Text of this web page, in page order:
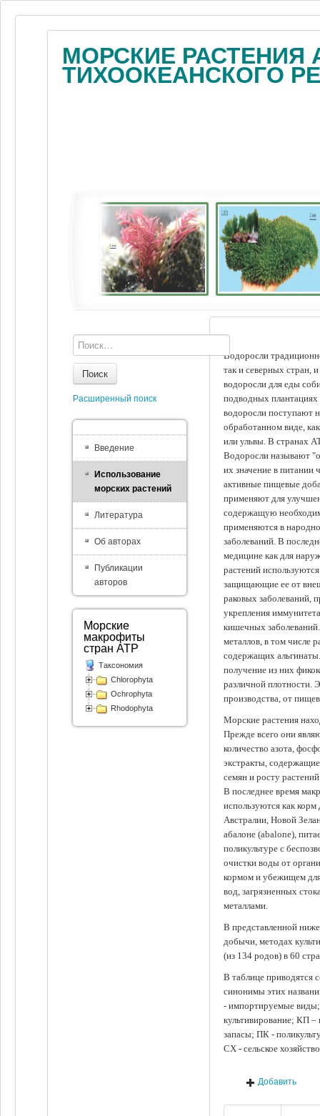
МОРСКИЕ РАСТЕНИЯ
ТИХООКЕАНСКОГО
Водоросли
так и северных стран,
водоросли для еды
подводных
водоросли поступают
обработанном виде,
или ульвы. В странах
Водоросли называют
их значение в питании
активные пищевые
применяют для
содержащую
применяются в
заболеваний. В
медицине как для
растений
защищающие ее от
раковых заболеваний,
укрепления
кишечных
металлов, в том числе
содержащих
получение из них
различной плотности.
производства, от
Морские растения
Прежде всего они
количество азота,
экстракты,
семян и росту
В последнее время
используются как
Австралии, Новой
абалоне (abalone),
поликультуре с
очистки воды от
кормом и убежищем
вод, загрязненных
металлами.
В представленной
добычи, методах
(из 134 родов) в 60
В таблице приводятся
синонимы этих
- импортируемые
культивирование; КП
запасы; ПК -
СХ - сельское
Добавить
Поиск
Расширенный поиск
Введение
Использование
морских растений
Литература
Об авторах
Публикации
авторов
Морские
макрофиты
стран АТР
Таксономия
Chlorophyta
Ochrophyta
Rhodophyta